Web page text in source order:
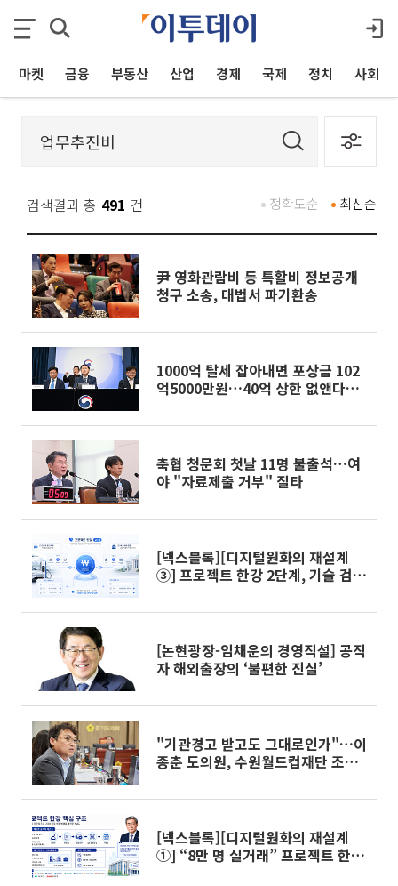
마켓 금융 부동산 산업 경제 국제 정치 사회
검색결과 총 491 건 최신순
정확도순
尹 영화관람비 등 특활비 정보공개
청구 소송, 대법서 파기환송
1000억 탈세 잡아내면 포상금 102
억5000만원…40억 상한 없앤다
축협 청문회 첫날 11명 불출석…여
야 "자료제출 거부" 질타
[넥스블록][디지털원화의 재설계
③] 프로젝트 한강 2단계, 기술 검증
[논현광장-임채운의 경영직설] 공직
자 해외출장의 ‘불편한 진실’
"기관경고 받고도 그대로인가"…이
종춘 도의원, 수원월드컵재단 조직
[넥스블록][디지털원화의 재설계
①] “8만 명 실거래” 프로젝트 한